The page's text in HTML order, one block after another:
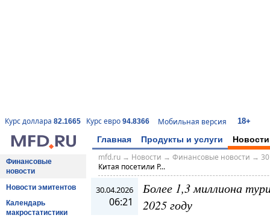
Курс доллара 82.1665 Курс евро 94.8366 Мобильная версия 18+
Главная Продукты и услуги Новости
Финансовые
новости
Новости эмитентов
Календарь
макростатистики
mfd.ru→ Новости → Финансовые новости →
Китая посетили Р...
30.04.2026
06:21
Более 1,3 миллиона
2025 году